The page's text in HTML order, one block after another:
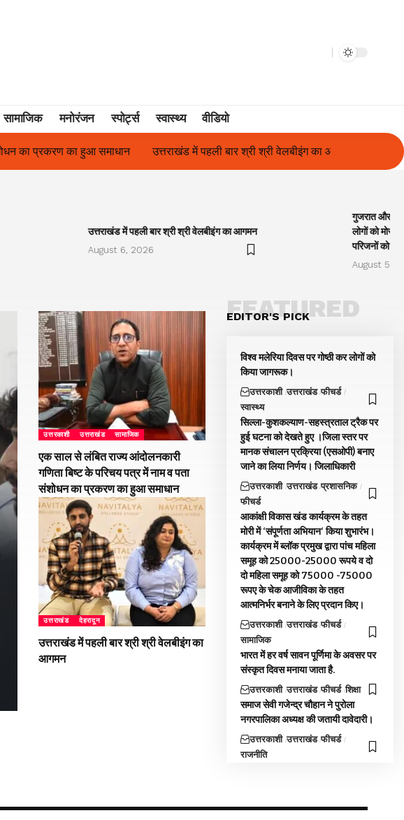
सामाजिक मनोरंजन स्पोर्ट्स स्वास्थ्य वीडियो
उत्तराखंड में पहली बार श्री श्री वेलबीइंग का आगमन गुजरात और केरल में अतिवृष्टि के कारण
उत्तराखंड में पहली बार श्री श्री वेलबीइंग का आगमन
August 6, 2026
गुजरात और
लोगों को
परिजनों को
August 5,
उत्तरकाशी उत्तराखंड सामाजिक
एक साल से लंबित राज्य आंदोलनकारी
गणिता बिष्ट के परिचय पत्र में नाम व पता
संशोधन का प्रकरण का हुआ समाधान
उत्तराखंड देहरादून
उत्तराखंड में पहली बार श्री श्री वेलबीइंग का
आगमन
EDITOR'S PICK
FEATURED
विश्व मलेरिया दिवस पर गोष्ठी कर लोगों को
किया जागरूक।
उत्तरकाशी उत्तराखंड फीचर्ड
स्वास्थ्य
सिल्ला-कुशकल्याण-सहस्त्रताल ट्रैक पर
हुई घटना को देखते हुए ।जिला स्तर पर
मानक संचालन प्रक्रिया (एसओपी) बनाए
जाने का लिया निर्णय। जिलाधिकारी
उत्तरकाशी उत्तराखंड प्रशासनिक
फीचर्ड
आकांक्षी विकास खंड कार्यक्रम के तहत
मोरी में ‘संपूर्णता अभियान‘ किया शुभारंभ।
कार्यक्रम में ब्लॉक प्रमुख द्वारा पांच महिला
समूह को 25000-25000 रूपये व दो
दो महिला समूह को 75000 -75000
रूपए के चेक आजीविका के तहत
आत्मनिर्भर बनाने के लिए प्रदान किए।
उत्तरकाशी उत्तराखंड फीचर्ड
सामाजिक
भारत में हर वर्ष सावन पूर्णिमा के अवसर पर
संस्कृत दिवस मनाया जाता है.
उत्तरकाशी उत्तराखंड फीचर्ड शिक्षा
समाज सेवी गजेन्द्र चौहान ने पुरोला
नगरपालिका अध्यक्ष की जतायी दावेदारी।
उत्तरकाशी उत्तराखंड फीचर्ड
राजनीति